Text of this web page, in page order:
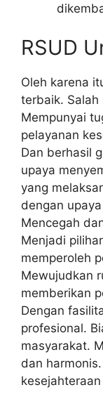
RSUD
Oleh karena
terbaik. Salah
Mempunyai
pelayanan
Dan berhasil
upaya
yang
dengan
Mencegah
Menjadi
memperoleh
Mewujudkan
memberikan
Dengan
profesional.
masyarakat.
dan